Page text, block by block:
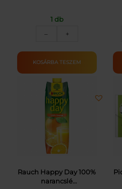
1 db
–
ŐSZIBARACK
NEKTÁR
1L
mennyiség
+
KOSÁRBA TESZEM
Rauch Happy Day 100%
narancslé